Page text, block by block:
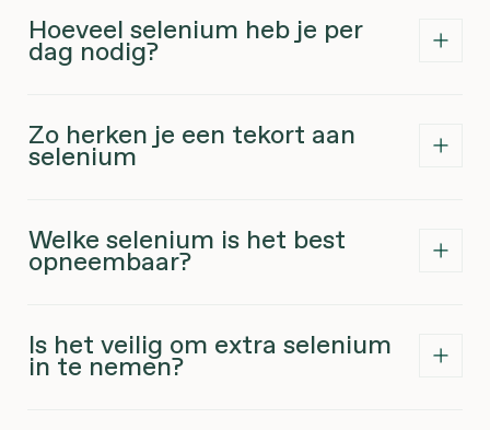
Hoeveel selenium heb je per
dag nodig?
Zo herken je een tekort aan
selenium
Welke selenium is het best
opneembaar?
Is het veilig om extra selenium
in te nemen?